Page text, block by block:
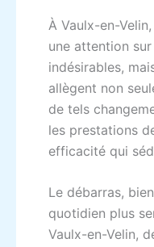
À Vaulx-en-
une attention
indésirables,
allègent non
de tels
les prestations
efficacité qui
Le débarras,
quotidien plus
Vaulx-en-Velin,